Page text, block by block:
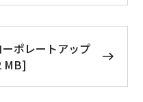
ポレートアップ
MB]